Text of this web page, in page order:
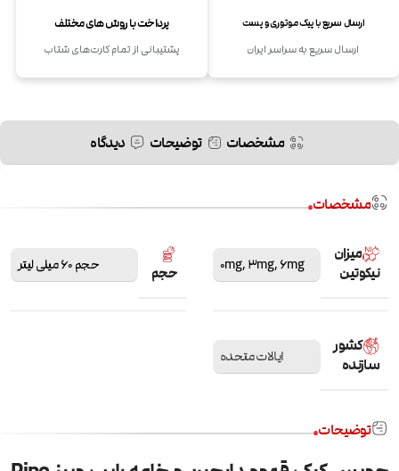
ارسال سریع با پیک موتوری و پست
ارسال سریع به سراسر ایران
پرداخت با روش های مختلف
پشتیبانی از تمام کارت‌های شتاب
مشخصات توضیحات دیدگاه
مشخصات
میزان
نیکوتین
0mg,3mg,6mg حجم حجم 60 میلی لیتر
کشور
سازنده
ایالات متحده
توضیحات